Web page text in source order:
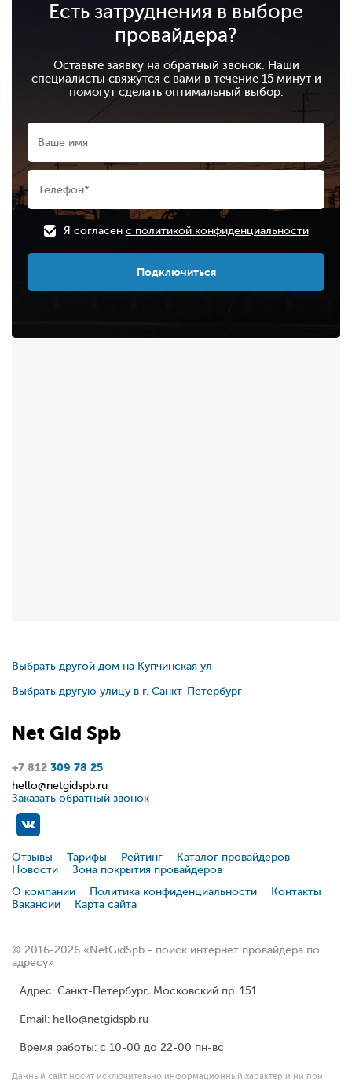
Есть затруднения в выборе
провайдера?
Оставьте заявку на обратный звонок. Наши
специалисты свяжутся с вами в течение 15 минут и
помогут сделать оптимальный выбор.
Я согласен с политикой конфиденциальности
Подключиться
Выбрать другой дом на Купчинская ул
Выбрать другую улицу в г. Санкт-Петербург
Net Gid Spb
+7 812 309 78 25
hello@netgidspb.ru
Заказать обратный звонок
Отзывы Тарифы Рейтинг
Каталог провайдеров
Новости
Зона покрытия провайдеров
О компании
Политика конфиденциальности
Контакты
Вакансии
Карта сайта
© 2016-2026 «NetGidSpb - поиск интернет провайдера по
адресу»
Адрес: Санкт-Петербург, Московский пр. 151
Email: hello@netgidspb.ru
Время работы: с 10-00 до 22-00 пн-вс
Данный сайт носит исключительно информационный характер и ни при